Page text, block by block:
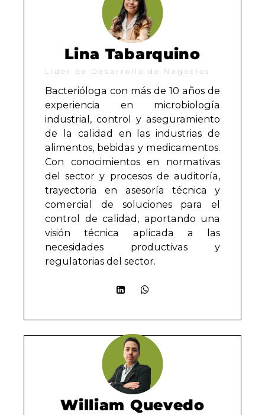
Lina Tabarquino
Lider de Desarrollo de Negocios
Bacterióloga con más de 10 años de
experiencia en microbiología
industrial, control y aseguramiento
de la calidad en las industrias de
alimentos, bebidas y medicamentos.
Con conocimientos en normativas
del sector y procesos de auditoría,
trayectoria en asesoría técnica y
comercial de soluciones para el
control de calidad, aportando una
visión técnica aplicada a las
necesidades productivas y
regulatorias del sector.
William Quevedo